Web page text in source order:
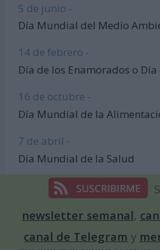
5 de junio -
Día Mundial del Medio
14 de febrero -
Día de los Enamorados o Día
16 de octubre -
Día Mundial de la
7 de abril -
Día Mundial de la Salud
21 de julio -
Día Mundial del Perro
4 de febrero -
Día Mundial contra el Cáncer
newsletter semanal,
canal de Telegram y